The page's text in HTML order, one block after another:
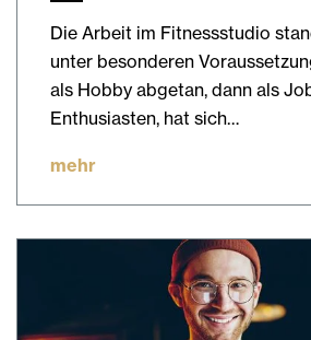
Die Arbeit im Fitnessstudio
unter besonderen
als Hobby abgetan, dann als
Enthusiasten, hat sich…
mehr